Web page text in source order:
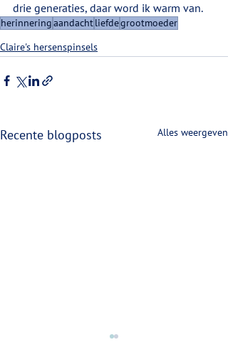
drie generaties, daar word ik warm van.
herinneringaandachtliefdegrootmoeder
Claire's hersenspinsels
Recente blogposts Alles weergeven